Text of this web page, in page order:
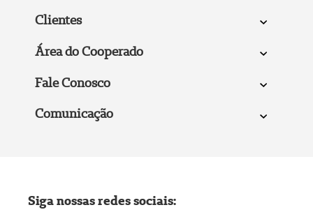
Clientes
Área do Cooperado
Fale Conosco
Comunicação
Siga nossas redes sociais: